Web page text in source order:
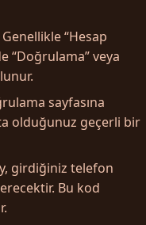
Genellikle “Hesap
“Doğrulama” veya
sayfasına
olduğunuz geçerli bir
girdiğiniz telefon
Bu kod